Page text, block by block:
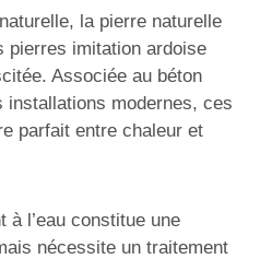
la pierre naturelle
pierres imitation ardoise
Associée au béton
installations modernes, ces
parfait entre chaleur et
à l’eau constitue une
nécessite un traitement